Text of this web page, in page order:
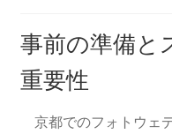
事前の準備と
重要性
京都でのフォトウェ